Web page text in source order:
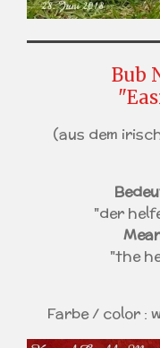
Bub
(aus dem
"der
"the
Farbe / color :